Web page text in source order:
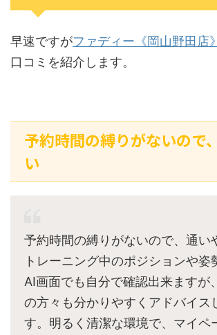
早速ですがファディー《岡山野田店》
口コミを紹介します。
予約時間の縛りがないので
い
予約時間の縛りがないので、通い
トレーニング中のポジションや姿
AI画面でも自分で確認出来ますが
の方々も分かりやすくアドバイス
す。明るく清潔な環境で、マイペ